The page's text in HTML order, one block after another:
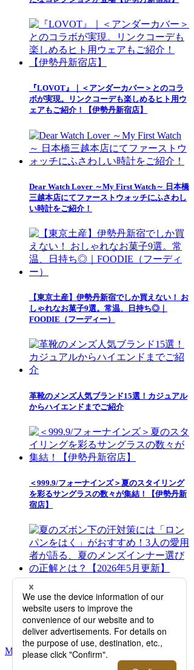
『LOVOT』｜＜アンダーカバー＞とのコラ
ボが実現。リンクコーデも楽しめるヒト用ウ
ェアもご紹介！【伊勢丹新宿店】
Dear Watch Lover ～My First Watch～ 日本橋
三越本店にてファーストウォッチにふさわし
い時計をご紹介！
【東京土産】伊勢丹新宿でしか買えない！ お
しゃれなお菓子9選。常温、日持ち◎｜
FOODIE（フーディー）
革靴のメンズ人気ブランド15選！カジュアル
からハイエンドまでご紹介
＜999.9/フォーナインズ＞夏のスタイリング
を彩るサングラスの数々が集結！【伊勢丹新
宿店】
夏のズボン下の汗対策には「ロンパンをは
く」がおすすめ！3人の愛用者が語る、夏の
メンズインナー選びの正解とは？【2026年5
月更新】
MORE RANKING